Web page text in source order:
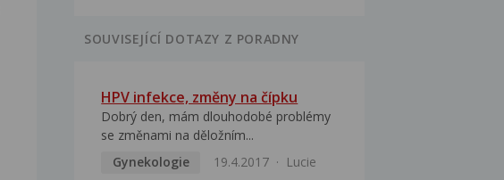
SOUVISEJÍCÍ DOTAZY Z PORADNY
HPV infekce, změny na čípku
Dobrý den, mám dlouhodobé problémy
se změnami na děložním...
Gynekologie
19.4.2017 Lucie